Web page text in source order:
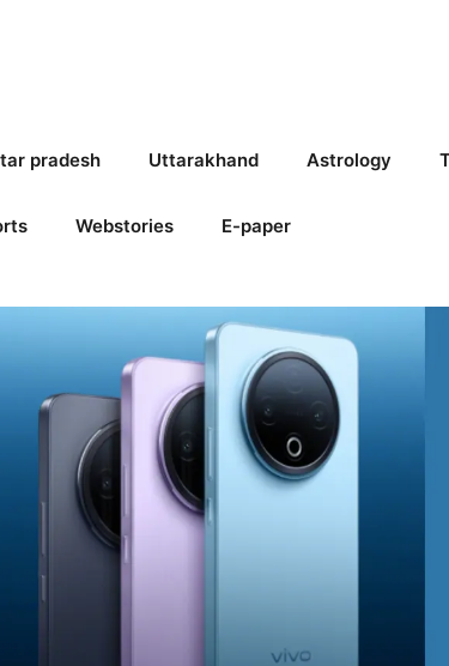
pradesh Uttarakhand Astrology
Webstories E-paper